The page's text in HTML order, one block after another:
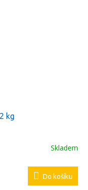
kg
Skladem
Do košíku